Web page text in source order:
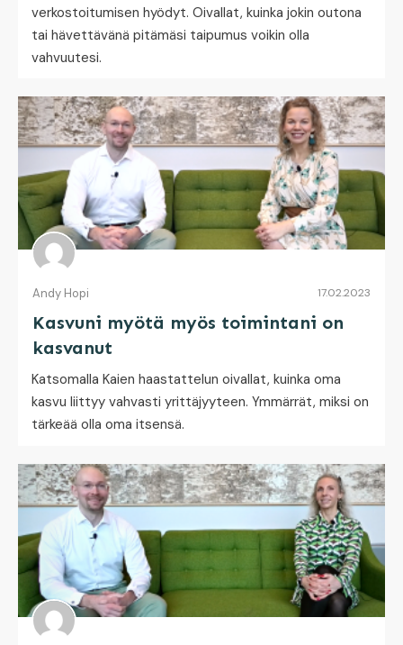
verkostoitumisen hyödyt. Oivallat, kuinka jokin outona
tai hävettävänä pitämäsi taipumus voikin olla
vahvuutesi.
Andy Hopi 17.02.2023
Kasvuni myötä myös toimintani on
kasvanut
Katsomalla Kaien haastattelun oivallat, kuinka oma
kasvu liittyy vahvasti yrittäjyyteen. Ymmärrät, miksi on
tärkeää olla oma itsensä.